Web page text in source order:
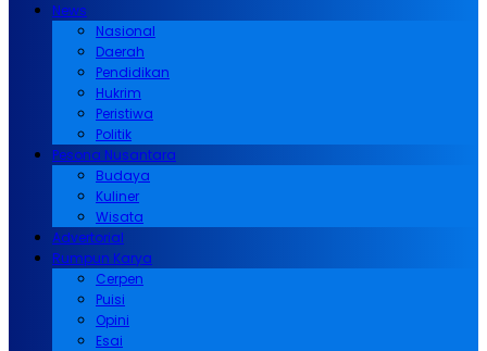
News
Nasional
Daerah
Pendidikan
Hukrim
Peristiwa
Politik
Pesona Nusantara
Budaya
Kuliner
Wisata
Advertorial
Rumpun Karya
Cerpen
Puisi
Opini
Esai